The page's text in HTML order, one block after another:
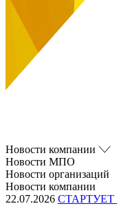
Новости компании
Новости МПО
Новости организаций
Новости компании
22.07.2026